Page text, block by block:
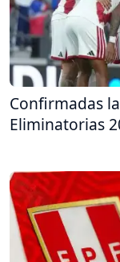
Confirmadas
Eliminatorias